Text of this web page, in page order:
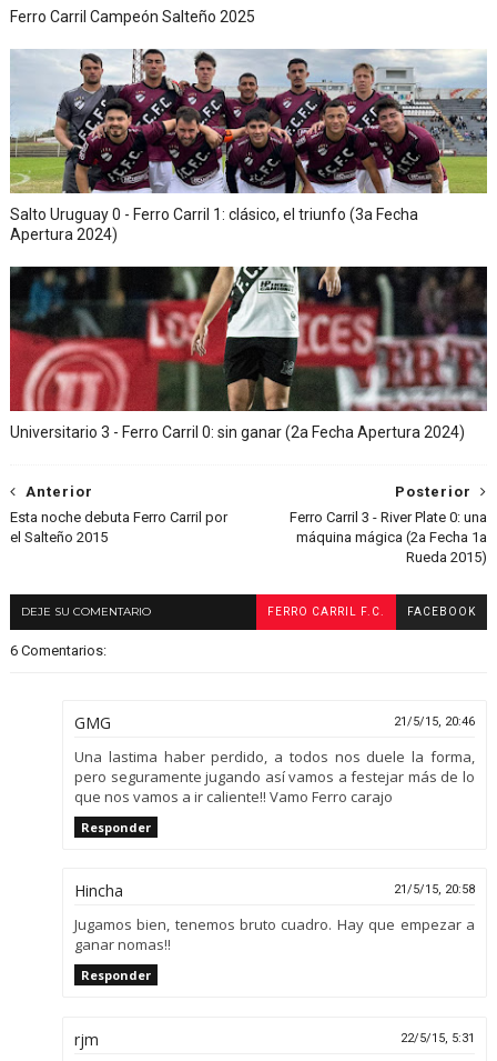
Ferro Carril Campeón Salteño 2025
Salto Uruguay 0 - Ferro Carril 1: clásico, el triunfo (3a Fecha
Apertura 2024)
Universitario 3 - Ferro Carril 0: sin ganar (2a Fecha Apertura 2024)
Posterior
Ferro Carril 3 - River Plate 0: una
máquina mágica (2a Fecha 1a
Rueda 2015)
Anterior
Esta noche debuta Ferro Carril por
el Salteño 2015
DEJE SU COMENTARIO FERRO CARRIL F.C. FACEBOOK
6 Comentarios:
GMG 21/5/15, 20:46
Una lastima haber perdido, a todos nos duele la forma,
pero seguramente jugando así vamos a festejar más de lo
que nos vamos a ir caliente!! Vamo Ferro carajo
Responder
Hincha 21/5/15, 20:58
Jugamos bien, tenemos bruto cuadro. Hay que empezar a
ganar nomas!!
Responder
rjm 22/5/15, 5:31